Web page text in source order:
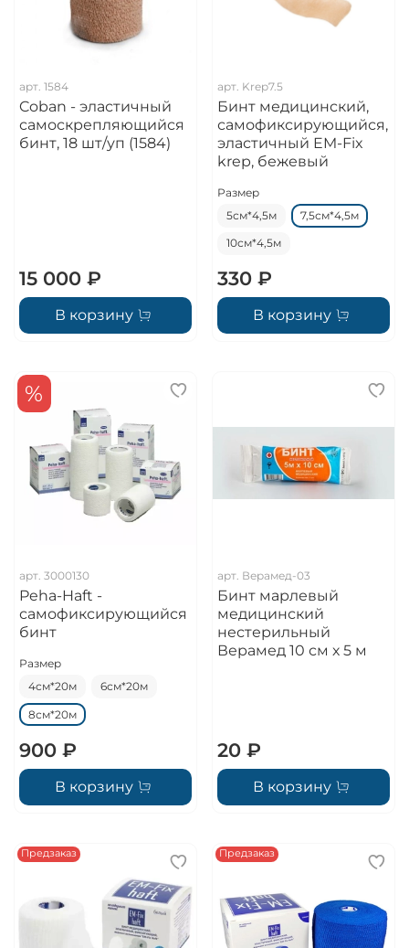
арт. 1584
Coban - эластичный
самоскрепляющийся
бинт, 18 шт/уп (1584)
15 000 ₽
В корзину
арт. Krep7.5
Бинт медицинский,
самофиксирующийся,
эластичный EM-Fix
krep, бежевый
Размер
5см*4,5м
7,5см*4,5м
10см*4,5м
330 ₽
В корзину
%
арт. 3000130
Peha-Haft -
самофиксирующийся
бинт
Размер
4см*20м
6см*20м
8см*20м
900 ₽
В корзину
арт. Верамед-03
Бинт марлевый
медицинский
нестерильный
Верамед 10 см х 5 м
20 ₽
В корзину
Предзаказ Предзаказ